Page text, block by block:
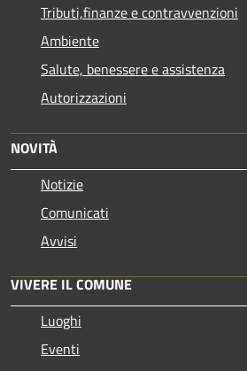
Tributi,finanze e contravvenzioni
Ambiente
Salute, benessere e assistenza
Autorizzazioni
NOVITÀ
Notizie
Comunicati
Avvisi
VIVERE IL COMUNE
Luoghi
Eventi